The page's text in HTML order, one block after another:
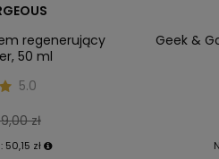
regenerujący
50 ml
5.0
zł
50,15 zł
Geek &